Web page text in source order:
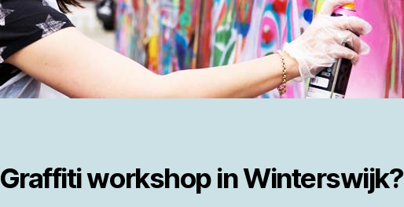
Graffiti workshop in Winterswijk?